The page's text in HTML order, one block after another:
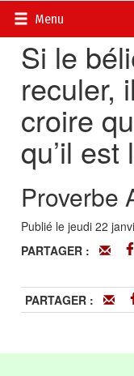
Menu
Accueil>
Si le
reculer,
croire
qu’il est
Proverbe
Publié le jeudi 22
PARTAGER :
PARTAGER :